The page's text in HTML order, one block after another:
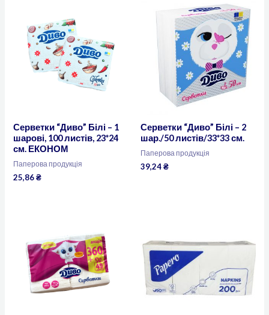
Серветки “Диво” Білі – 1
шарові, 100 листів, 23*24
см. ЕКОНОМ
Паперова продукція
25,86₴
Серветки “Диво” Білі – 2
шар./50 листів/33*33 см.
Паперова продукція
39,24₴